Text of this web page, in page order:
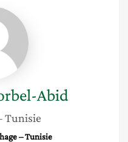
Abid
Tunisie
– Tunisie